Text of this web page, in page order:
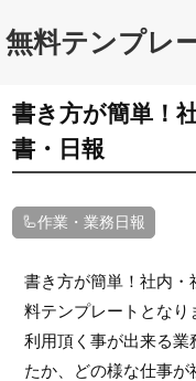
無料テンプレ
書き方が簡単！
書・日報
🦾作業・業務日報
書き方が簡単！社内
料テンプレートとな
利用頂く事が出来る業
たか、どの様な仕事